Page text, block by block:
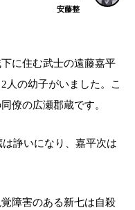
安藤整
に住む武士の遠藤嘉平
人の幼子がいました。こ
僚の広瀬郡蔵です。
諍いになり、嘉平次は
障害のある新七は自殺